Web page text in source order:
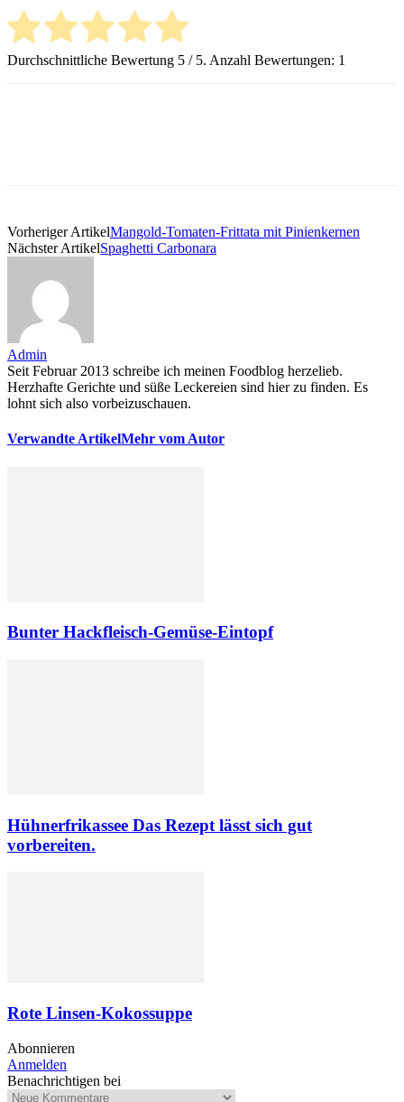
Durchschnittliche Bewertung 5 / 5. Anzahl Bewertungen: 1
Vorheriger ArtikelMangold-Tomaten-Frittata mit Pinienkernen
Nächster ArtikelSpaghetti Carbonara
Admin
Seit Februar 2013 schreibe ich meinen Foodblog herzelieb.
Herzhafte Gerichte und süße Leckereien sind hier zu finden. Es
lohnt sich also vorbeizuschauen.
Verwandte ArtikelMehr vom Autor
Bunter Hackfleisch-Gemüse-Eintopf
Hühnerfrikassee Das Rezept lässt sich gut
vorbereiten.
Rote Linsen-Kokossuppe
Abonnieren
Anmelden
Benachrichtigen bei